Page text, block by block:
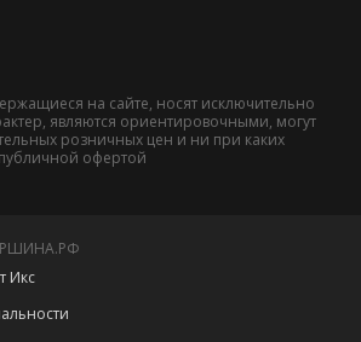
на сайте, носят исключительно
являются ориентировочными, могут
розничных цен и ни при каких
офертой
Икс